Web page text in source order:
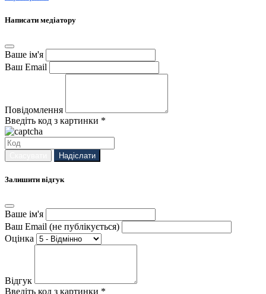
Написати медіатору
Ваше ім'я
Ваш Email
Повідомлення
Введіть код з картинки *
Надіслати
Залишити відгук
Ваше ім'я
Ваш Email (не публікується)
Оцінка
Відгук
Введіть код з картинки *